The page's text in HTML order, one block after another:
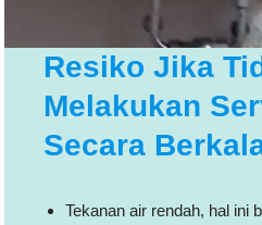
Resiko Jika
Melakukan
Secara
Tekanan air rendah, hal ini